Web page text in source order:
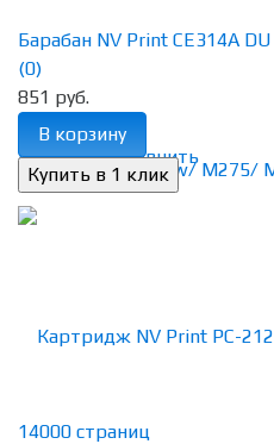
избранное сравнить
Барабан NV Print CE314A
(0)
851 руб.
В корзину